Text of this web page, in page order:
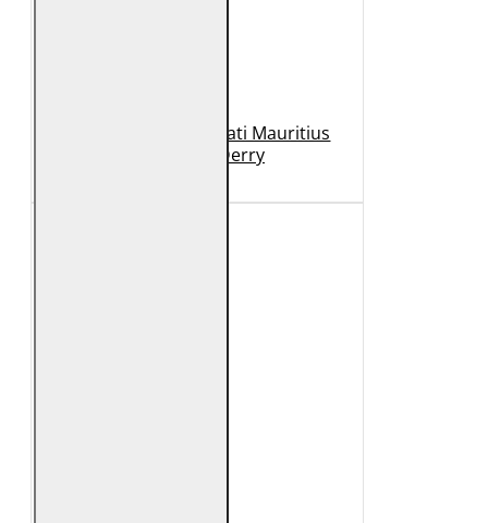
Geaca de Piele Barbati Mauritius
Neagra GBDerry